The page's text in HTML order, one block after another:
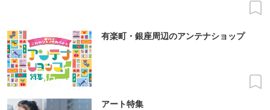
有楽町・銀座周辺のアンテナショップ
アート特集